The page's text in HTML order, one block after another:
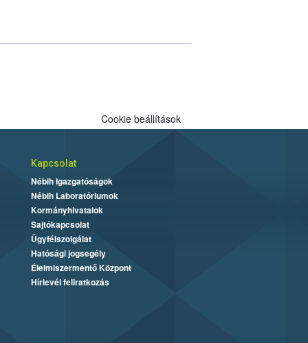
Cookie beállítások
Kapcsolat
Nébih Igazgatóságok
Nébih Laboratóriumok
Kormányhivatalok
Sajtókapcsolat
Ügyfélszolgálat
Hatósági jogsegély
Élelmiszermentő Központ
Hírlevél feliratkozás